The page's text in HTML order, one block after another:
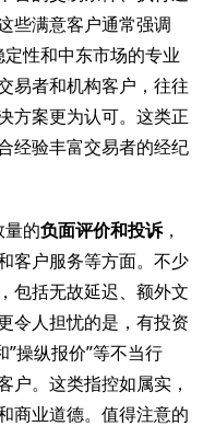
些满意客户通常强调
性和中东市场的专业
易者和机构客户，往往
方案更为认可。这类正
经验丰富交易者的经纪
量的负面评价和投诉，
客户服务等方面。不少
包括无故延迟、额外文
令人担忧的是，有投资
”操纵报价”等不当行
户。这类指控如属实，
商业道德。值得注意的